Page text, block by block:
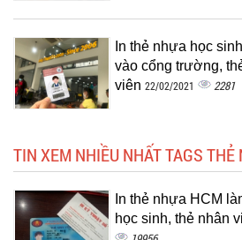
In thẻ nhựa học
vào cổng trường,
viên 22/02/2021 2281
TIN XEM NHIỀU NHẤT TAGS
In thẻ nhựa HCM
học sinh, thẻ nhân